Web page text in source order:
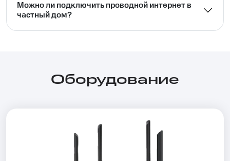
Можно ли подключить проводной интернет в
частный дом?⁣⁣
Оборудование